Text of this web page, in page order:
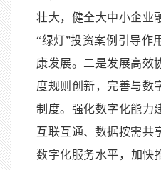
壮大，健全大中小企业
“绿灯”投资案例引导作
康发展。二是发展高效
度规则创新，完善与数
制度。强化数字化能力
互联互通、数据按需共
数字化服务水平，加快